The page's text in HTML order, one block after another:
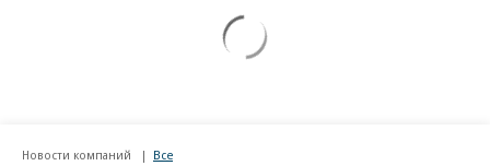
Новости компаний Все